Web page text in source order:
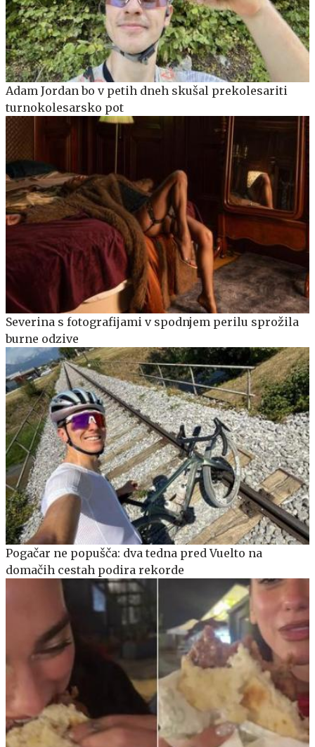
Adam Jordan bo v petih dneh skušal prekolesariti
turnokolesarsko pot
Severina s fotografijami v spodnjem perilu sprožila
burne odzive
Pogačar ne popušča: dva tedna pred Vuelto na
domačih cestah podira rekorde